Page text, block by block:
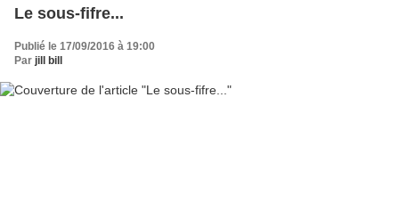
Le sous-fifre...
Publié le 17/09/2016 à 19:00
Par jill bill